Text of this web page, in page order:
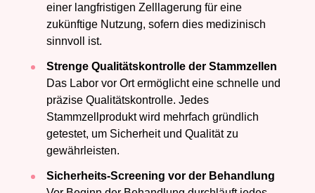
einer langfristigen Zelllagerung für eine
zukünftige Nutzung, sofern dies medizinisch
sinnvoll ist.
Strenge Qualitätskontrolle der Stammzellen
Das Labor vor Ort ermöglicht eine schnelle und
präzise Qualitätskontrolle. Jedes
Stammzellprodukt wird mehrfach gründlich
getestet, um Sicherheit und Qualität zu
gewährleisten.
Sicherheits-Screening vor der Behandlung